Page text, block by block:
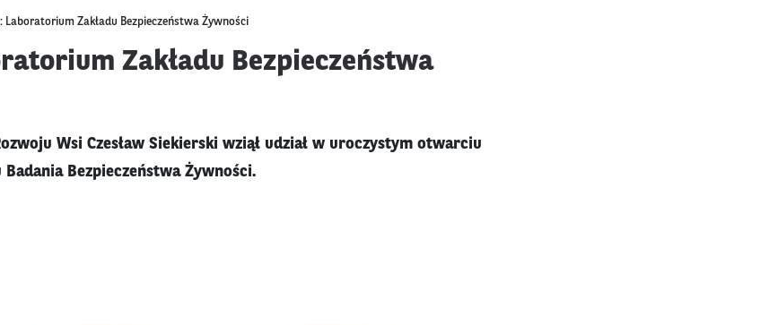
Laboratorium Zakładu Bezpieczeństwa Żywności
Zakładu Bezpieczeństwa
Wsi Czesław Siekierski wziął udział w uroczystym otwarciu
Badania Bezpieczeństwa Żywności.